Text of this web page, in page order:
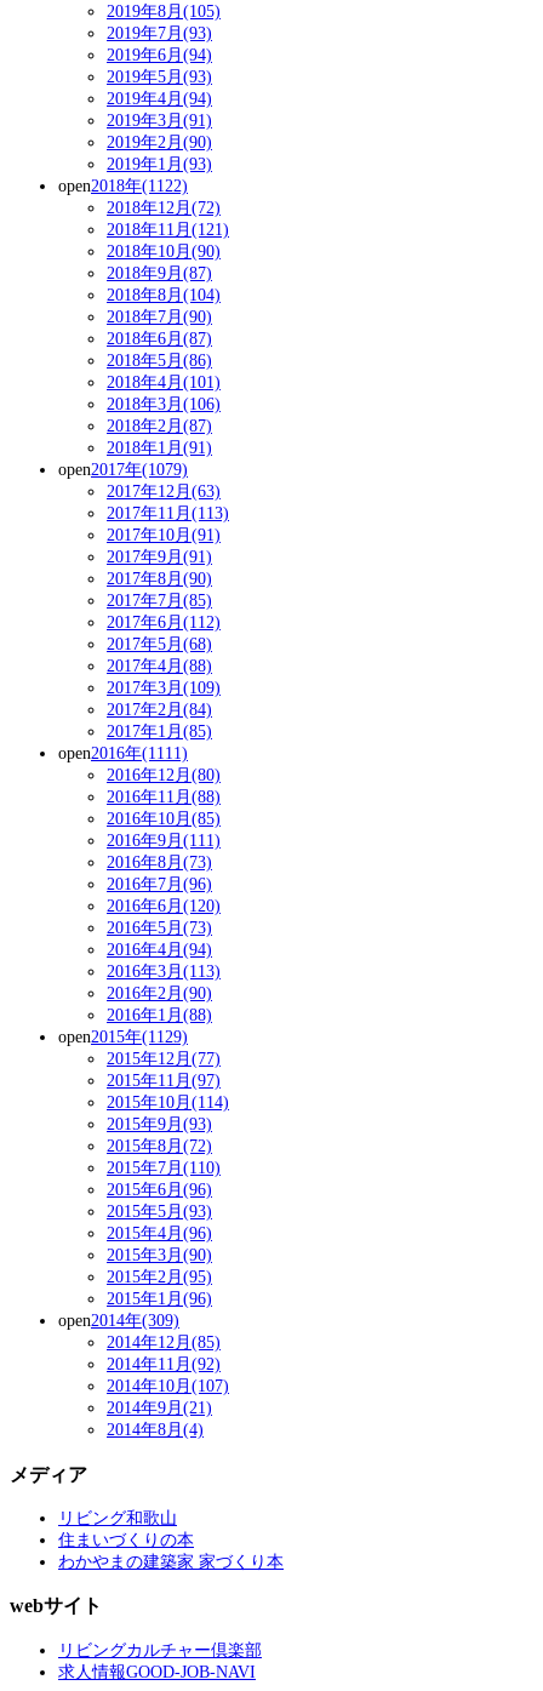
2019年8月(105)
2019年7月(93)
2019年6月(94)
2019年5月(93)
2019年4月(94)
2019年3月(91)
2019年2月(90)
2019年1月(93)
open2018年(1122)
2018年12月(72)
2018年11月(121)
2018年10月(90)
2018年9月(87)
2018年8月(104)
2018年7月(90)
2018年6月(87)
2018年5月(86)
2018年4月(101)
2018年3月(106)
2018年2月(87)
2018年1月(91)
open2017年(1079)
2017年12月(63)
2017年11月(113)
2017年10月(91)
2017年9月(91)
2017年8月(90)
2017年7月(85)
2017年6月(112)
2017年5月(68)
2017年4月(88)
2017年3月(109)
2017年2月(84)
2017年1月(85)
open2016年(1111)
2016年12月(80)
2016年11月(88)
2016年10月(85)
2016年9月(111)
2016年8月(73)
2016年7月(96)
2016年6月(120)
2016年5月(73)
2016年4月(94)
2016年3月(113)
2016年2月(90)
2016年1月(88)
open2015年(1129)
2015年12月(77)
2015年11月(97)
2015年10月(114)
2015年9月(93)
2015年8月(72)
2015年7月(110)
2015年6月(96)
2015年5月(93)
2015年4月(96)
2015年3月(90)
2015年2月(95)
2015年1月(96)
open2014年(309)
2014年12月(85)
2014年11月(92)
2014年10月(107)
2014年9月(21)
2014年8月(4)
メディア
リビング和歌山
住まいづくりの本
わかやまの建築家 家づくり本
webサイト
リビングカルチャー倶楽部
求人情報GOOD-JOB-NAVI